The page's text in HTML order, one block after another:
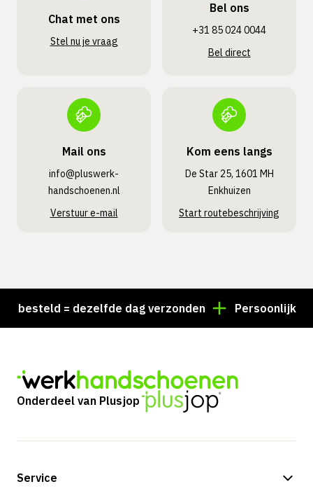
Chat met ons
Stel nu je vraag
Bel ons
+31 85 024 0044
Bel direct
Mail ons
info@pluswerk­
handschoenen.nl
Verstuur e-mail
Kom eens langs
De Star 25, 1601 MH
Enkhuizen
Start routebeschrijving
= dezelfde dag verzonden Persoonlijk
Onderdeel van Plusjop
Service